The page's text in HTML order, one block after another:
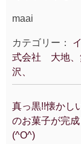
maai
カテゴリー：
式会社 大地、
沢、
投
稿
ナ
真っ黒!!懐かし
のお菓子が完
(^O^)